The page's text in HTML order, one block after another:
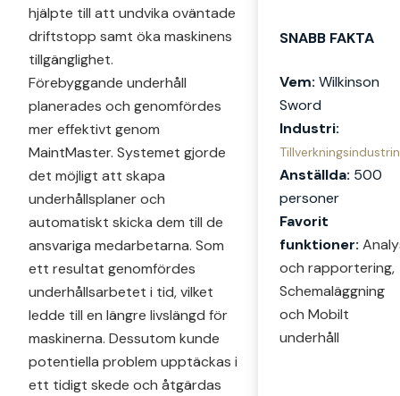
hjälpte till att undvika oväntade
driftstopp samt öka maskinens
tillgänglighet.
Förebyggande underhåll
planerades och genomfördes
mer effektivt genom
MaintMaster. Systemet gjorde
det möjligt att skapa
underhållsplaner och
automatiskt skicka dem till de
ansvariga medarbetarna. Som
ett resultat genomfördes
underhållsarbetet i tid, vilket
ledde till en längre livslängd för
maskinerna. Dessutom kunde
potentiella problem upptäckas i
ett tidigt skede och åtgärdas
SNABB FAKTA
Vem: Wilkinson
Sword
Industri:
Tillverkningsindustrin
Anställda: 500
personer
Favorit
funktioner:
och rapportering,
Schemaläggning
och Mobilt
underhåll